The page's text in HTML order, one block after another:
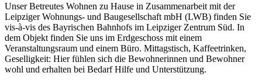
Unser Betreutes Wohnen zu Hause in Zusammenarbeit mit der
Leipziger Wohnungs- und Baugesellschaft mbH (LWB) finden Sie
vis-à-vis des Bayrischen Bahnhofs im Leipziger Zentrum Süd. In
dem Objekt finden Sie uns im Erdgeschoss mit einem
Veranstaltungsraum und einem Büro. Mittagstisch, Kaffeetrinken,
Geselligkeit: Hier fühlen sich die Bewohnerinnen und Bewohner
wohl und erhalten bei Bedarf Hilfe und Unterstützung.